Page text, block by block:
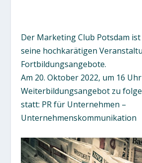
Der Marketing Club Potsdam
seine hochkarätigen
Fortbildungsangebote.
Am 20. Oktober 2022, um 16
Weiterbildungsangebot zu
statt: PR für Unternehmen –
Unternehmenskommunikation